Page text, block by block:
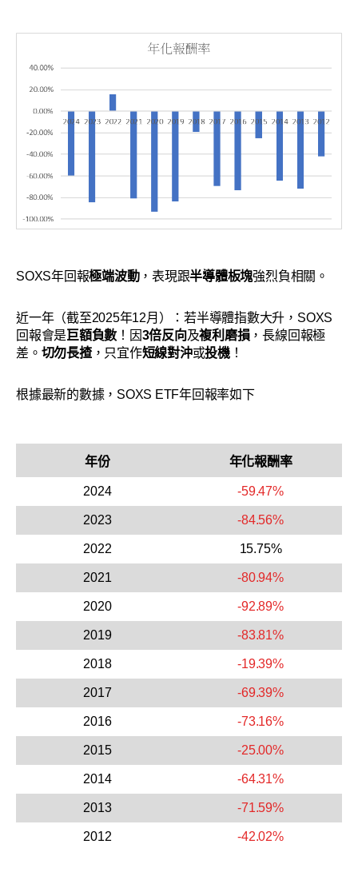
SOXS年回報極端波動，表現跟半導體板塊強烈負相關。
近一年（截至2025年12月）：若半導體指數大升，SOXS
回報會是巨額負數 ！因3倍反向及複利磨損，長線回報極
差。 切勿長揸，只宜作短線對沖或投機！
根據最新的數據，SOXS ETF年回報率如下
年份 年化報酬率
2024 -59.47%
2023 -84.56%
2022 15.75%
2021 -80.94%
2020 -92.89%
2019 -83.81%
2018 -19.39%
2017 -69.39%
2016 -73.16%
2015 -25.00%
2014 -64.31%
2013 -71.59%
2012 -42.02%